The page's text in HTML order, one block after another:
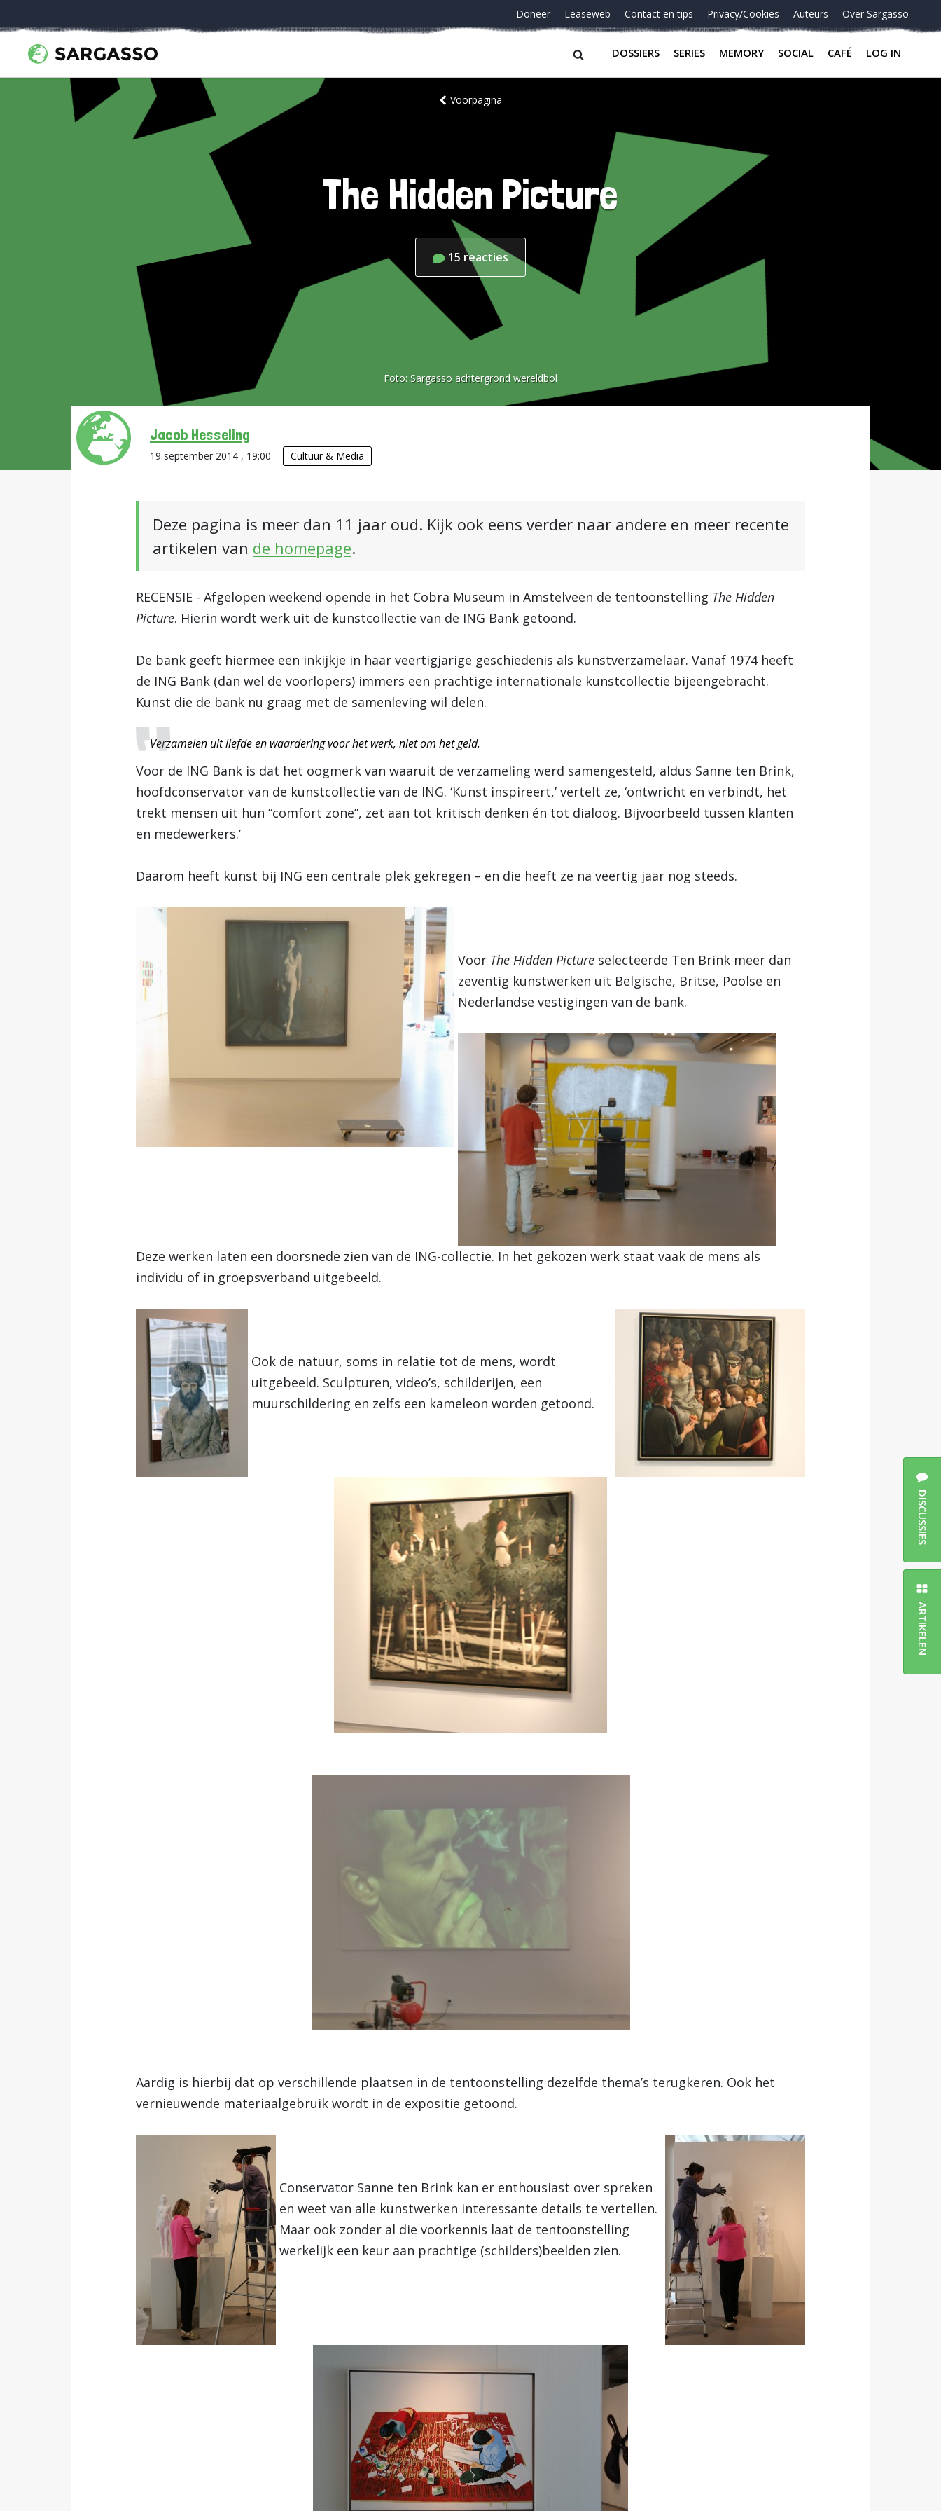
Doneer Leaseweb Contact en tips Privacy/Cookies Auteurs Over Sargasso
DOSSIERS SERIES MEMORY SOCIAL CAFÉ LOG IN
Voorpagina
The Hidden Picture
15 reacties
Foto: Sargasso achtergrond wereldbol
Jacob Hesseling
19 september 2014 , 19:00 Cultuur & Media
Deze pagina is meer dan 11 jaar oud. Kijk ook eens verder naar andere en meer recente
artikelen van de homepage.
RECENSIE - Afgelopen weekend opende in het Cobra Museum in Amstelveen de tentoonstelling The Hidden
Picture. Hierin wordt werk uit de kunstcollectie van de ING Bank getoond.
De bank geeft hiermee een inkijkje in haar veertigjarige geschiedenis als kunstverzamelaar. Vanaf 1974 heeft
de ING Bank (dan wel de voorlopers) immers een prachtige internationale kunstcollectie bijeengebracht.
Kunst die de bank nu graag met de samenleving wil delen.
Verzamelen uit liefde en waardering voor het werk, niet om het geld.
Voor de ING Bank is dat het oogmerk van waaruit de verzameling werd samengesteld, aldus Sanne ten Brink,
hoofdconservator van de kunstcollectie van de ING. ‘Kunst inspireert,’ vertelt ze, ‘ontwricht en verbindt, het
trekt mensen uit hun “comfort zone”, zet aan tot kritisch denken én tot dialoog. Bijvoorbeeld tussen klanten
en medewerkers.’
Daarom heeft kunst bij ING een centrale plek gekregen – en die heeft ze na veertig jaar nog steeds.
Voor The Hidden Picture selecteerde Ten Brink meer dan
zeventig kunstwerken uit Belgische, Britse, Poolse en
Nederlandse vestigingen van de bank.
Deze werken laten een doorsnede zien van de ING-collectie. In het gekozen werk staat vaak de mens als
individu of in groepsverband uitgebeeld.
Ook de natuur, soms in relatie tot de mens, wordt
uitgebeeld. Sculpturen, video’s, schilderijen, een
muurschildering en zelfs een kameleon worden getoond.
Aardig is hierbij dat op verschillende plaatsen in de tentoonstelling dezelfde thema’s terugkeren. Ook het
vernieuwende materiaalgebruik wordt in de expositie getoond.
Conservator Sanne ten Brink kan er enthousiast over spreken
en weet van alle kunstwerken interessante details te vertellen.
Maar ook zonder al die voorkennis laat de tentoonstelling
werkelijk een keur aan prachtige (schilders)beelden zien.
DISCUSSIES
ARTIKELEN